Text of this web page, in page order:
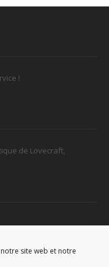
site web et notre
!
de Lovecraft,